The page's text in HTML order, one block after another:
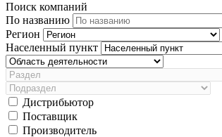
Поиск компаний
По названию
Регион
Населенный пункт
Дистрибьютор
Поставщик
Производитель